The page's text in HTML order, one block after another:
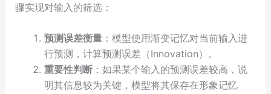
骤实现对输入的筛选：
预测误差衡量：模型使用渐变记忆对当前输入进
行预测，计算预测误差（Innovation）。
重要性判断：如果某个输入的预测误差较高，说
明其信息较为关键，模型将其保存在形象记忆